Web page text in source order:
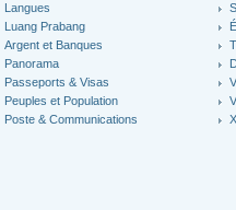
Langues
Luang Prabang
Argent et Banques
Panorama
Passeports & Visas
Peuples et Population
Poste & Communications